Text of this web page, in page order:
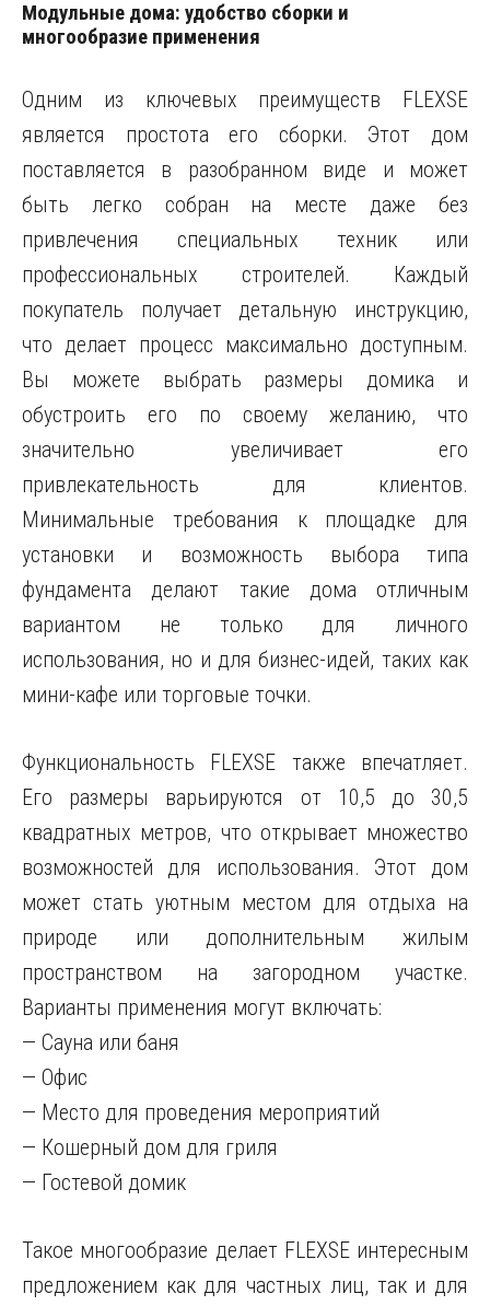
Модульные дома: удобство сборки и
многообразие применения
Одним из ключевых преимуществ FLEXSE
является простота его сборки. Этот дом
поставляется в разобранном виде и может
быть легко собран на месте даже без
привлечения специальных техник или
профессиональных строителей. Каждый
покупатель получает детальную инструкцию,
что делает процесс максимально доступным.
Вы можете выбрать размеры домика и
обустроить его по своему желанию, что
значительно увеличивает его
привлекательность для клиентов.
Минимальные требования к площадке для
установки и возможность выбора типа
фундамента делают такие дома отличным
вариантом не только для личного
использования, но и для бизнес-идей, таких как
мини-кафе или торговые точки.
Функциональность FLEXSE также впечатляет.
Его размеры варьируются от 10,5 до 30,5
квадратных метров, что открывает множество
возможностей для использования. Этот дом
может стать уютным местом для отдыха на
природе или дополнительным жилым
пространством на загородном участке.
Варианты применения могут включать:
— Сауна или баня
— Офис
— Место для проведения мероприятий
— Кошерный дом для гриля
— Гостевой домик
Такое многообразие делает FLEXSE интересным
предложением как для частных лиц, так и для